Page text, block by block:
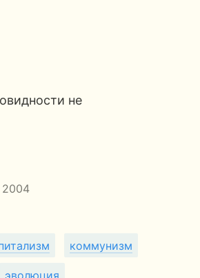
не
2004
коммунизм
эволюция